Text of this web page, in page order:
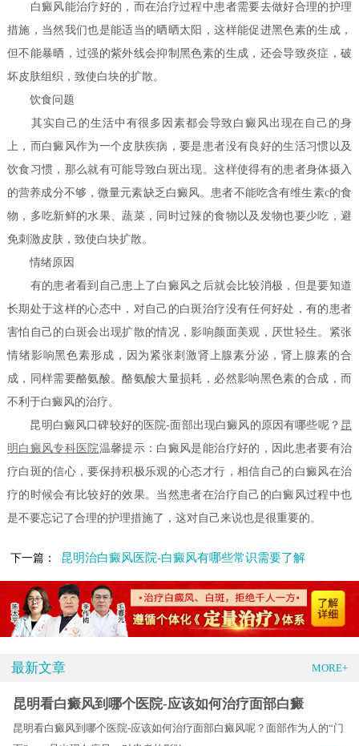
白癜风能治疗好的，而在治疗过程中患者需要去做好合理的护理
措施，当然我们也是能适当的晒晒太阳，这样能促进黑色素的生成，
但不能暴晒，过强的紫外线会抑制黑色素的生成，还会导致炎症，破
坏皮肤组织，致使白块的扩散。
饮食问题
其实自己的生活中有很多因素都会导致白癜风出现在自己的身
上，而白癜风作为一个皮肤疾病，要是患者没有良好的生活习惯以及
饮食习惯，那么就有可能导致白斑出现。这样使得有的患者身体摄入
的营养成分不够，微量元素缺乏白癜风。患者不能吃含有维生素c的食
物，多吃新鲜的水果、蔬菜，同时过辣的食物以及发物也要少吃，避
免刺激皮肤，致使白块扩散。
情绪原因
有的患者看到自己患上了白癜风之后就会比较消极，但是要知道
长期处于这样的心态中，对自己的白斑治疗没有任何好处，有的患者
害怕自己的白斑会出现扩散的情况，影响颜面美观，厌世轻生。紧张
情绪影响黑色素形成，因为紧张刺激肾上腺素分泌，肾上腺素的合
成，同样需要酪氨酸。酪氨酸大量损耗，必然影响黑色素的合成，而
不利于白癜风的治疗。
昆明白癜风口碑较好的医院-面部出现白癜风的原因有哪些呢？ 昆
明白癜风专科医院温馨提示：白癜风是能治疗好的，因此患者要有治
疗白斑的信心，要保持积极乐观的心态才行，相信自己的白癜风在治
疗的时候会有比较好的效果。当然患者在治疗自己的白癜风过程中也
是不要忘记了合理的护理措施了，这对自己来说也是很重要的。
下一篇： 昆明治白癜风医院-白癜风有哪些常识需要了解
最新文章 MORE+
昆明看白癜风到哪个医院-应该如何治疗面部白癜
昆明看白癜风到哪个医院-应该如何治疗面部白癜风呢？面部作为人的“门